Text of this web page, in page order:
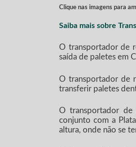
Clique nas imagens para
Saiba mais sobre
O transportador de
saída de paletes em
O transportador de
transferir paletes
O transportador de
conjunto com a
altura, onde não se